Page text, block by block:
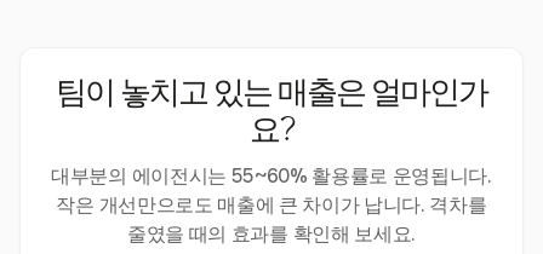
팀이 놓치고 있는 매출은 얼마인가
요?
대부분의 에이전시는 55~60% 활용률로 운영됩니다.
작은 개선만으로도 매출에 큰 차이가 납니다. 격차를
줄였을 때의 효과를 확인해 보세요.